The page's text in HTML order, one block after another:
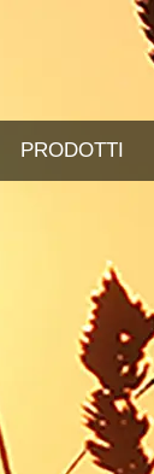
PRODOTTI